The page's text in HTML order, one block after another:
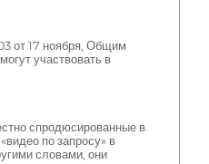
от 17 ноября, Общим
участвовать в
спродюсированные в
по запросу» в
словами, они